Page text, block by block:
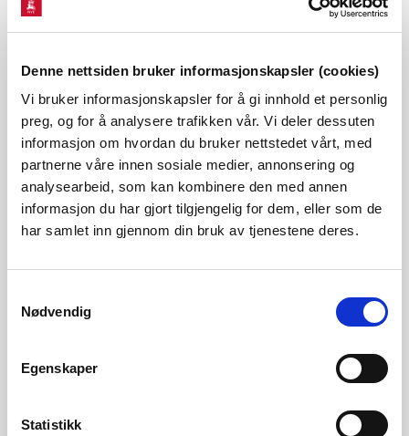
Denne nettsiden bruker informasjonskapsler (cookies)
Vi bruker informasjonskapsler for å gi innhold et personlig
preg, og for å analysere trafikken vår. Vi deler dessuten
informasjon om hvordan du bruker nettstedet vårt, med
partnerne våre innen sosiale medier, annonsering og
analysearbeid, som kan kombinere den med annen
informasjon du har gjort tilgjengelig for dem, eller som de
har samlet inn gjennom din bruk av tjenestene deres.
Nødvendig
Egenskaper
Statistikk
om kraftomsetning og nettjenester § 2-1a satt til
kWh i påslag, eksklusive avgifter. Forslaget går ut på å endre
dette slik at påslaget for alle kunder som mottar
leveringspliktig kraftleveranse skal være 5 øre per kWh,
eksklusive avgifter, uavhengig av hvor lenge de har vært på
ordningen.
Forskrift om kraftomsetning og nettjenester
Førstekonsulent